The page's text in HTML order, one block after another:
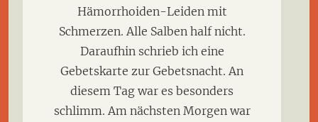
Hämorrhoiden-Leiden mit
Schmerzen. Alle Salben half nicht.
Daraufhin schrieb ich eine
Gebetskarte zur Gebetsnacht. An
diesem Tag war es besonders
schlimm. Am nächsten Morgen war